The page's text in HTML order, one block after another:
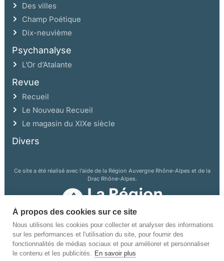
Des villes
Champ Poétique
Dix-neuvième
Psychanalyse
L’Or d’Atalante
Revue
Recueil
Le Nouveau Recueil
Le magasin du XIXe siècle
Divers
Ce site a été réalisé avec l’aide de la Région Auvergne Rhône-Alpes et de la
Drac Rhône-Alpes.
©Champ Vallon. Tous droits réservés.
À propos des cookies sur ce site
Nous utilisons les cookies pour collecter et analyser des informations
sur les performances et l'utilisation du site, pour fournir des
fonctionnalités de médias sociaux et pour améliorer et personnaliser
le contenu et les publicités. En savoir plus